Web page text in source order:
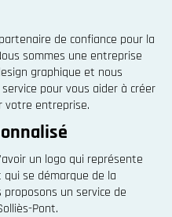
de confiance pour la
sommes une entreprise
graphique et nous
pour vous aider à créer
votre entreprise.
un logo qui représente
se démarque de la
un service de
Pont.